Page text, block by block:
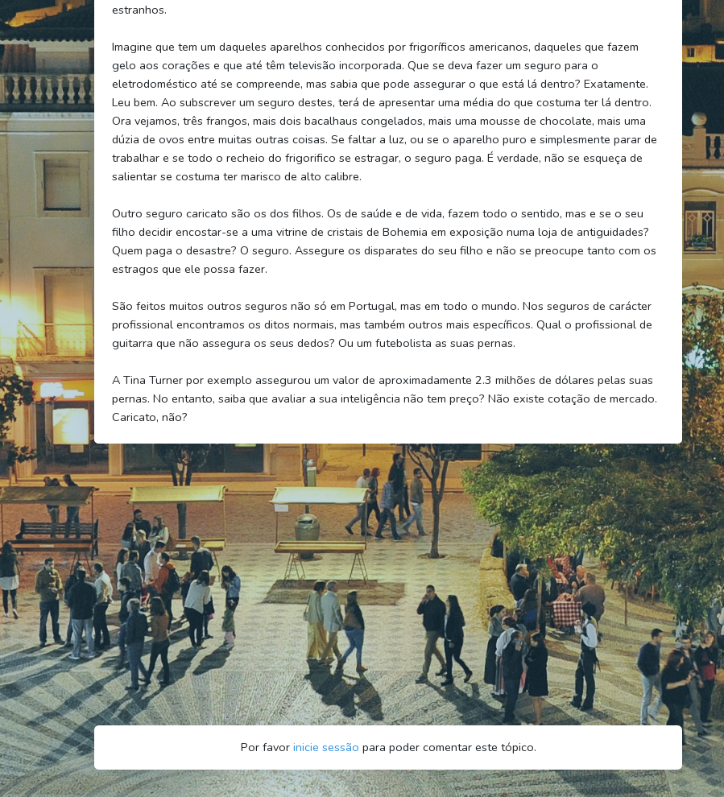
estranhos.
Imagine que tem um daqueles aparelhos conhecidos por frigoríficos americanos, daqueles que fazem
gelo aos corações e que até têm televisão incorporada. Que se deva fazer um seguro para o
eletrodoméstico até se compreende, mas sabia que pode assegurar o que está lá dentro? Exatamente.
Leu bem. Ao subscrever um seguro destes, terá de apresentar uma média do que costuma ter lá dentro.
Ora vejamos, três frangos, mais dois bacalhaus congelados, mais uma mousse de chocolate, mais uma
dúzia de ovos entre muitas outras coisas. Se faltar a luz, ou se o aparelho puro e simplesmente parar de
trabalhar e se todo o recheio do frigorifico se estragar, o seguro paga. É verdade, não se esqueça de
salientar se costuma ter marisco de alto calibre.
Outro seguro caricato são os dos filhos. Os de saúde e de vida, fazem todo o sentido, mas e se o seu
filho decidir encostar-se a uma vitrine de cristais de Bohemia em exposição numa loja de antiguidades?
Quem paga o desastre? O seguro. Assegure os disparates do seu filho e não se preocupe tanto com os
estragos que ele possa fazer.
São feitos muitos outros seguros não só em Portugal, mas em todo o mundo. Nos seguros de carácter
profissional encontramos os ditos normais, mas também outros mais específicos. Qual o profissional de
guitarra que não assegura os seus dedos? Ou um futebolista as suas pernas.
A Tina Turner por exemplo assegurou um valor de aproximadamente 2.3 milhões de dólares pelas suas
pernas. No entanto, saiba que avaliar a sua inteligência não tem preço? Não existe cotação de mercado.
Caricato, não?
Por favor inicie sessão para poder comentar este tópico.